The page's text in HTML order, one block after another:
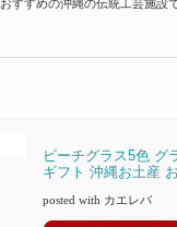
すすめの沖縄の伝統工芸施設
ビーチグラス5色 グ
ギフト 沖縄お土産
posted with カエレバ